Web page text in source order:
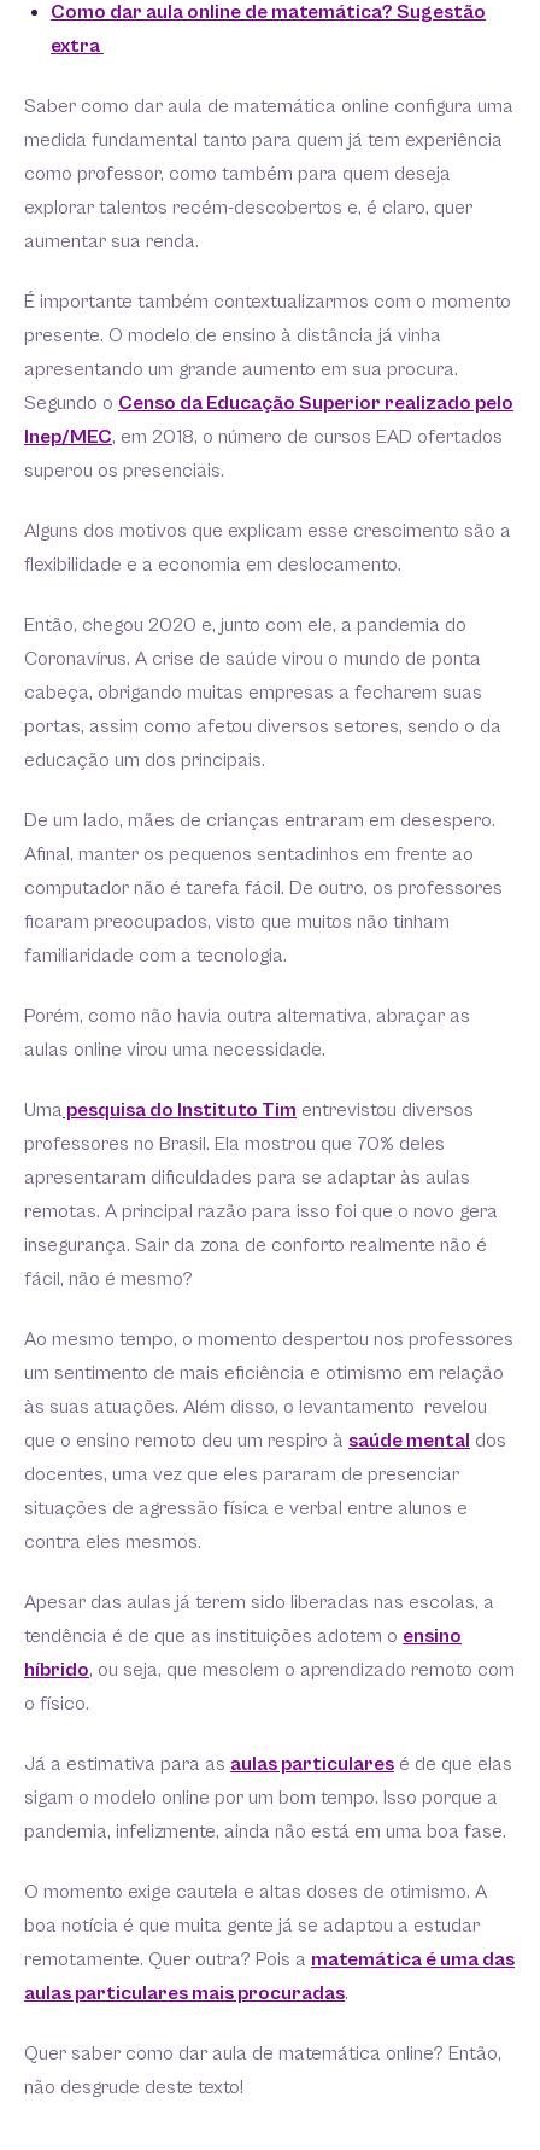
Como dar aula online de matemática? Sugestão
extra
Saber como dar aula de matemática online configura uma
medida fundamental tanto para quem já tem experiência
como professor, como também para quem deseja
explorar talentos recém-descobertos e, é claro, quer
aumentar sua renda.
É importante também contextualizarmos com o momento
presente. O modelo de ensino à distância já vinha
apresentando um grande aumento em sua procura.
Segundo o Censo da Educação Superior realizado pelo
Inep/MEC, em 2018, o número de cursos EAD ofertados
superou os presenciais.
Alguns dos motivos que explicam esse crescimento são a
flexibilidade e a economia em deslocamento.
Então, chegou 2020 e, junto com ele, a pandemia do
Coronavírus. A crise de saúde virou o mundo de ponta
cabeça, obrigando muitas empresas a fecharem suas
portas, assim como afetou diversos setores, sendo o da
educação um dos principais.
De um lado, mães de crianças entraram em desespero.
Afinal, manter os pequenos sentadinhos em frente ao
computador não é tarefa fácil. De outro, os professores
ficaram preocupados, visto que muitos não tinham
familiaridade com a tecnologia.
Porém, como não havia outra alternativa, abraçar as
aulas online virou uma necessidade.
Uma pesquisa do Instituto Tim entrevistou diversos
professores no Brasil. Ela mostrou que 70% deles
apresentaram dificuldades para se adaptar às aulas
remotas. A principal razão para isso foi que o novo gera
insegurança. Sair da zona de conforto realmente não é
fácil, não é mesmo?
Ao mesmo tempo, o momento despertou nos professores
um sentimento de mais eficiência e otimismo em relação
às suas atuações. Além disso, o levantamento revelou
que o ensino remoto deu um respiro à saúde mental dos
docentes, uma vez que eles pararam de presenciar
situações de agressão física e verbal entre alunos e
contra eles mesmos.
Apesar das aulas já terem sido liberadas nas escolas, a
tendência é de que as instituições adotem o ensino
híbrido, ou seja, que mesclem o aprendizado remoto com
o físico.
Já a estimativa para as aulas particulares é de que elas
sigam o modelo online por um bom tempo. Isso porque a
pandemia, infelizmente, ainda não está em uma boa fase.
O momento exige cautela e altas doses de otimismo. A
boa notícia é que muita gente já se adaptou a estudar
remotamente. Quer outra? Pois a matemática é uma das
aulas particulares mais procuradas.
Quer saber como dar aula de matemática online? Então,
não desgrude deste texto!